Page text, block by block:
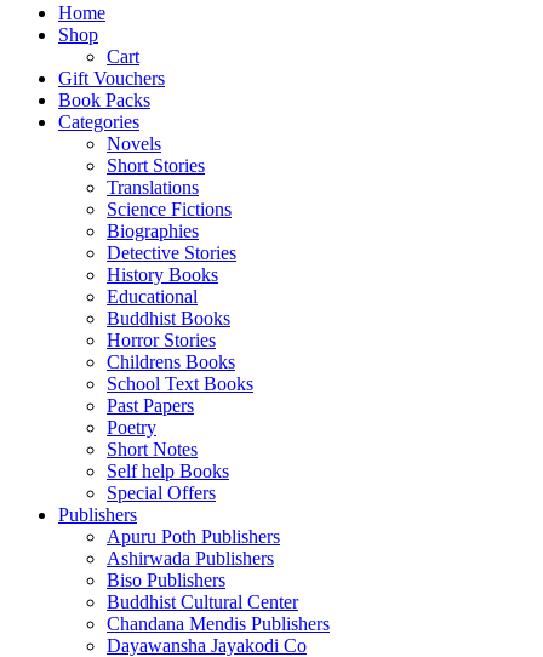
Home
Shop
Cart
Gift Vouchers
Book Packs
Categories
Novels
Short Stories
Translations
Science Fictions
Biographies
Detective Stories
History Books
Educational
Buddhist Books
Horror Stories
Childrens Books
School Text Books
Past Papers
Poetry
Short Notes
Self help Books
Special Offers
Publishers
Apuru Poth Publishers
Ashirwada Publishers
Biso Publishers
Buddhist Cultural Center
Chandana Mendis Publishers
Dayawansha Jayakodi Co